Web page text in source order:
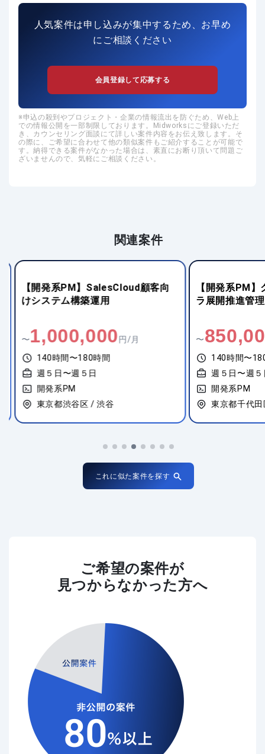
人気案件は申し込みが集中するため、お早め
にご相談ください
会員登録して応募する
申込の殺到やプロジェクト・企業の情報流出を防ぐため、Web上
での情報公開を一部制限しております。Midworksにご登録いただ
き、カウンセリング面談にて詳しい案件内容をお伝え致します。そ
の際に、ご希望に合わせて他の類似案件もご紹介することが可能で
す。納得できる案件がなかった場合は、素直にお断り頂いて問題ご
ざいませんので、気軽にご相談ください。
関連案件
【開発系PM】SalesCloud顧客向
けシステム構築運用
〜1,000,000円/月
140時間〜180時間
週５日〜週５日
開発系PM
東京都渋谷区 / 渋谷
【開発系PM】
ラ展開推進管理
〜
140時間〜
週５日〜週５
開発系PM
東京都千代田
これに似た案件を探す
ご希望の案件が
見つからなかった方へ